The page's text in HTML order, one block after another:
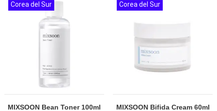
MIXSOON Bean Toner 100ml
Corea del Sur
MIXSOON Bifida Cream 60ml
Corea del Sur